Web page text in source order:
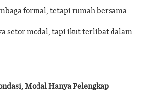
formal, tetapi rumah bersama.
setor modal, tapi ikut terlibat dalam
Modal Hanya Pelengkap